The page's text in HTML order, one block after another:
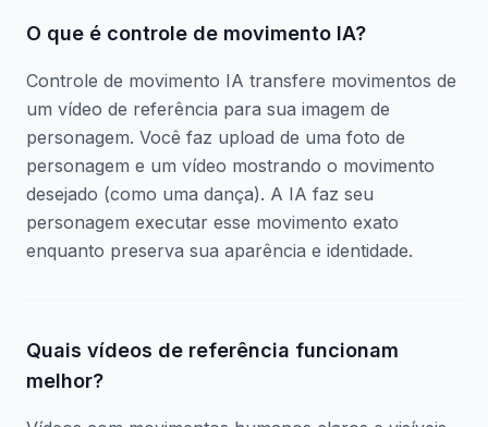
O que é controle de movimento IA?
Controle de movimento IA transfere movimentos de
um vídeo de referência para sua imagem de
personagem. Você faz upload de uma foto de
personagem e um vídeo mostrando o movimento
desejado (como uma dança). A IA faz seu
personagem executar esse movimento exato
enquanto preserva sua aparência e identidade.
Quais vídeos de referência funcionam
melhor?